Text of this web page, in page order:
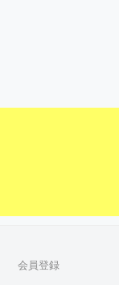
会員登録